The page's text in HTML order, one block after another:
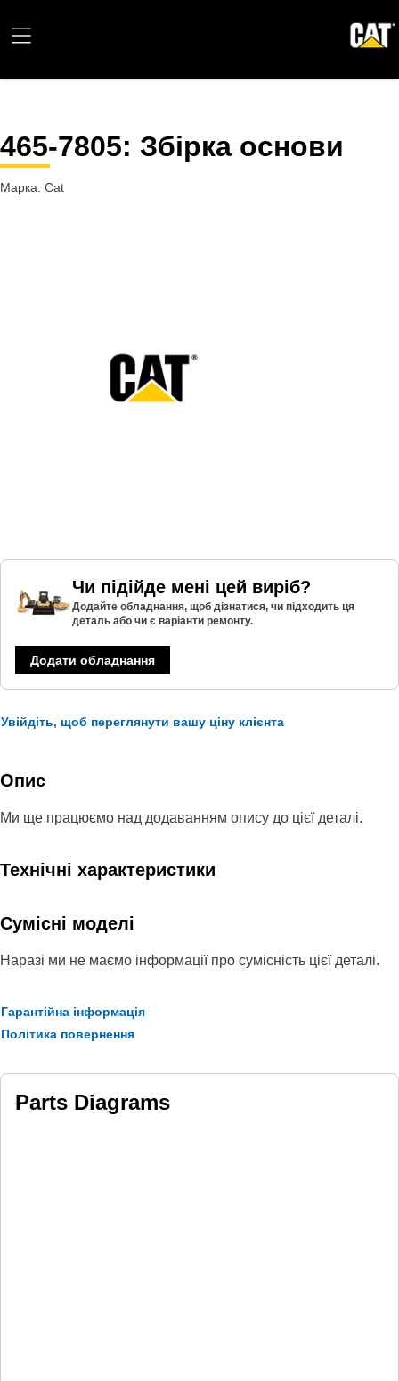
465-7805: Збірка основи
Марка: Cat
Чи підійде мені цей виріб?
Додайте обладнання, щоб дізнатися, чи підходить ця
деталь або чи є варіанти ремонту.
Додати обладнання
Увійдіть, щоб переглянути вашу ціну клієнта
Опис
Ми ще працюємо над додаванням опису до цієї деталі.
Технічні характеристики
Сумісні моделі
Наразі ми не маємо інформації про сумісність цієї деталі.
Гарантійна інформація
Політика повернення
Parts Diagrams